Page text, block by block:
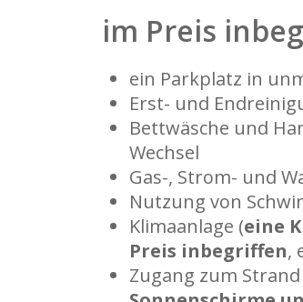
im Preis
ein Parkplatz in
Erst- und
Bettwäsche und
Wechsel
Gas-, Strom- und
Nutzung von
Klimaanlage (eine
Preis inbegriffen,
Zugang zum Strand